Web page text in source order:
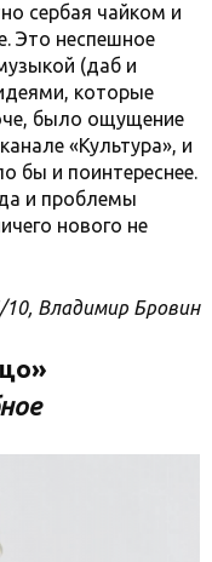
сербая чайком и
Это неспешное
(даб и
которые
было ощущение
«Культура», и
бы и поинтереснее.
и проблемы
нового не
10, Владимир Бровин